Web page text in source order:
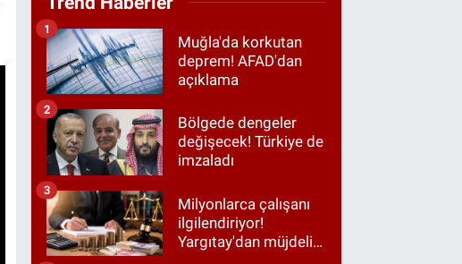
Muğla'da korkutan
deprem! AFAD'dan
açıklama
1
Bölgede dengeler
değişecek! Türkiye de
imzaladı
2
Milyonlarca çalışanı
ilgilendiriyor!
Yargıtay'dan müjdeli
3